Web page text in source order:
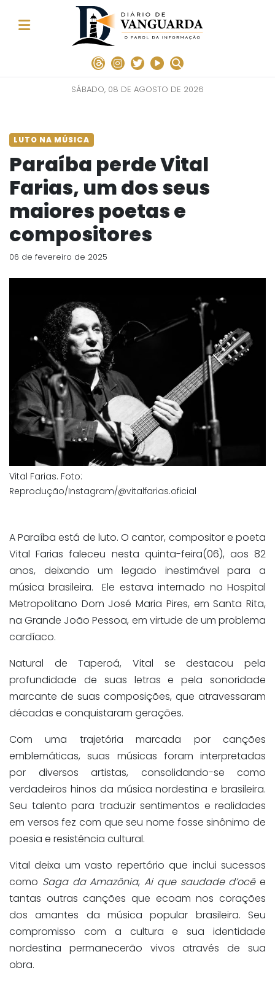
SÁBADO, 08 DE AGOSTO DE 2026
LUTO NA MÚSICA
Paraíba perde Vital
Farias, um dos seus
maiores poetas e
compositores
06 de fevereiro de 2025
Vital Farias. Foto:
Reprodução/Instagram/@vitalfarias.oficial
A Paraíba está de luto. O cantor, compositor e poeta
Vital Farias faleceu nesta quinta-feira(06), aos 82
anos, deixando um legado inestimável para a
música brasileira.
Ele estava internado no Hospital
Metropolitano Dom José Maria Pires, em Santa Rita,
na Grande João Pessoa, em virtude de um problema
cardíaco.
Natural de Taperoá, Vital se destacou pela
profundidade de suas letras e pela sonoridade
marcante de suas composições, que atravessaram
décadas e conquistaram gerações.
Com uma trajetória marcada por canções
emblemáticas, suas músicas foram interpretadas
por diversos artistas, consolidando-se como
verdadeiros hinos da música nordestina e brasileira.
Seu talento para traduzir sentimentos e realidades
em versos fez com que seu nome fosse sinônimo de
poesia e resistência cultural.
Vital deixa um vasto repertório que inclui sucessos
como Saga da Amazônia, Ai que saudade d’ocêe
tantas outras canções que ecoam nos corações
dos amantes da música popular brasileira. Seu
compromisso com a cultura e sua identidade
nordestina permanecerão vivos através de sua
obra.